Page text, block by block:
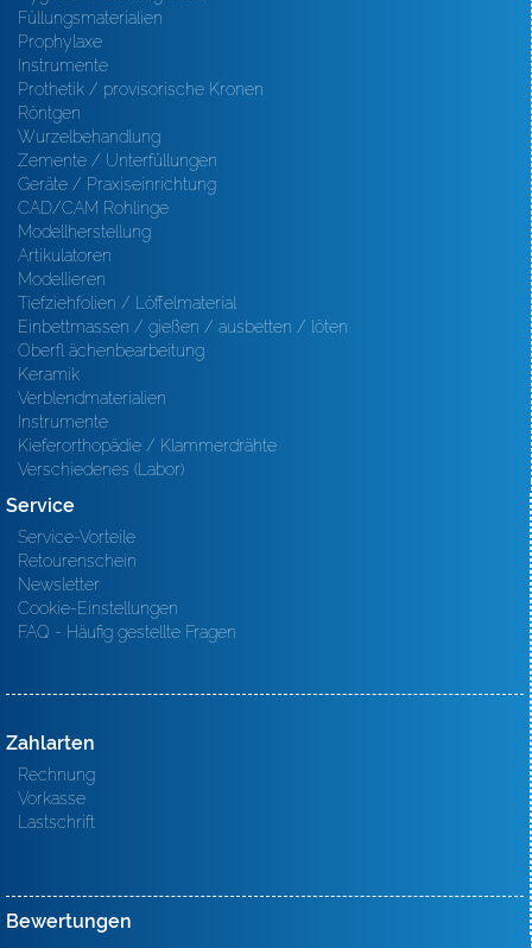
Füllungsmaterialien
Prophylaxe
Instrumente
Prothetik / provisorische Kronen
Röntgen
Wurzelbehandlung
Zemente / Unterfüllungen
Geräte / Praxiseinrichtung
CAD/CAM Rohlinge
Modellherstellung
Artikulatoren
Modellieren
Tiefziehfolien / Löffelmaterial
Einbettmassen / gießen / ausbetten / löten
Oberfl ächenbearbeitung
Keramik
Verblendmaterialien
Instrumente
Kieferorthopädie / Klammerdrähte
Verschiedenes (Labor)
Service
Service-Vorteile
Retourenschein
Newsletter
Cookie-Einstellungen
FAQ - Häufig gestellte Fragen
Zahlarten
Rechnung
Vorkasse
Lastschrift
Bewertungen